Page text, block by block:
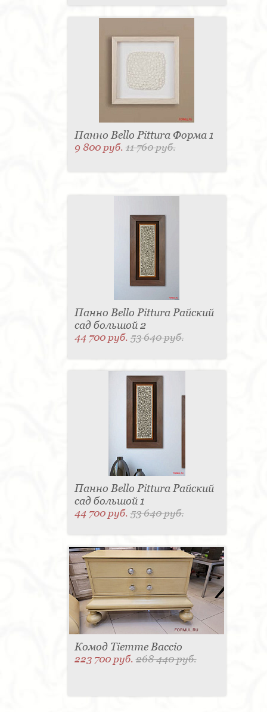
Панно Bello Pittura Форма 1
9 800 руб.11 760 руб.
Панно Bello Pittura Райский
сад большой 2
44 700 руб.53 640 руб.
Панно Bello Pittura Райский
сад большой 1
44 700 руб.53 640 руб.
Комод Tiemme Baccio
223 700 руб.268 440 руб.